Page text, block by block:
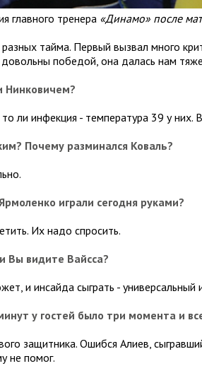
главного тренера «Динамо» после
тайма. Первый вызвал много
победой, она далась нам
Нинковичем?
ли инфекция - температура 39 у них.
Почему разминался Коваль?
играли сегодня руками?
Их надо спросить.
Вы видите Вайсса?
и инсайда сыграть - универсальный
у гостей было три момента и
защитника. Ошибся Алиев,
не помог.